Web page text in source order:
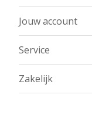
Jouw account
Service
Zakelijk